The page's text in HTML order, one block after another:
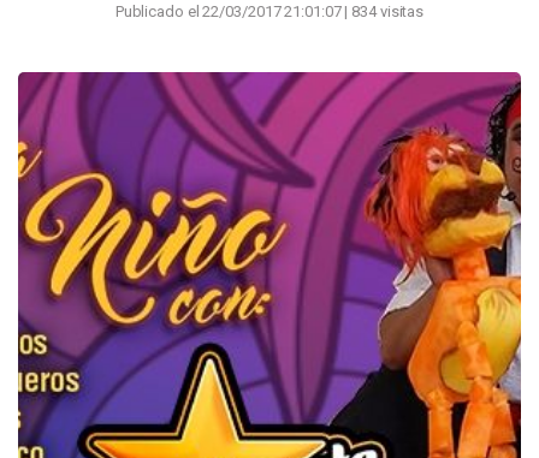
Publicado el 22/03/2017 21:01:07 | 834 visitas